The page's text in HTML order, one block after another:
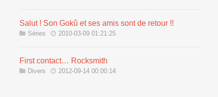
Salut ! Son Gokû et ses amis sont de retour !!
Séries 2010-03-09 01:21:25
First contact… Rocksmith
Divers 2012-09-14 00:00:14